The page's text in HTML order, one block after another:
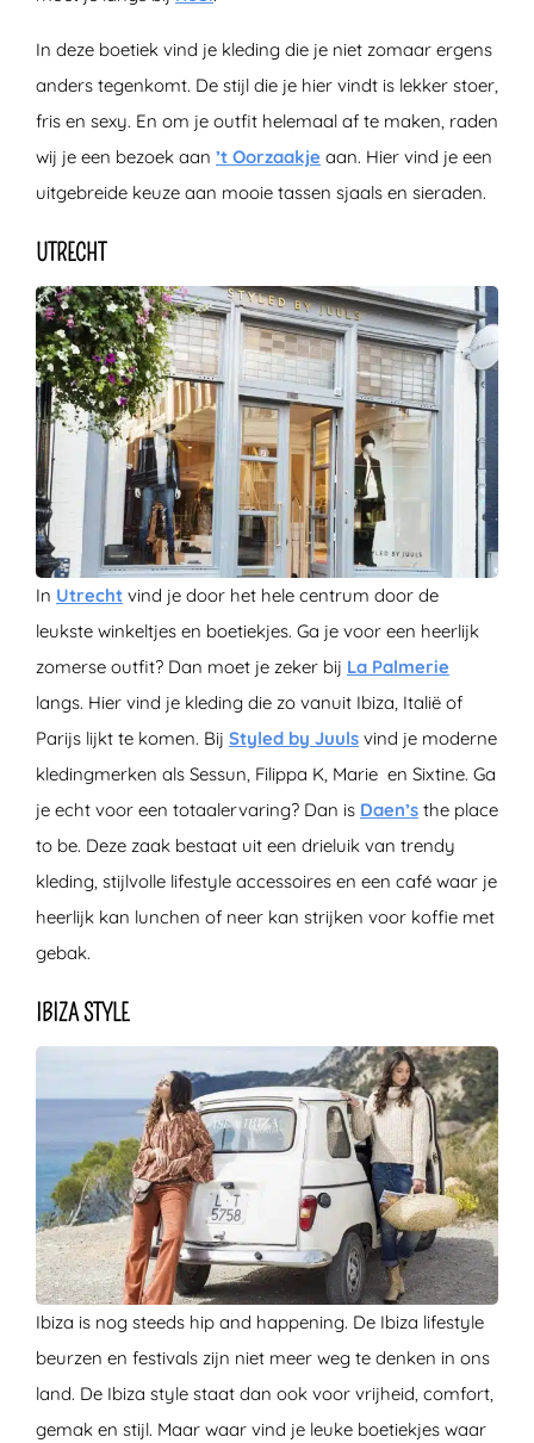
In deze boetiek vind je kleding die je niet zomaar ergens
anders tegenkomt. De stijl die je hier vindt is lekker stoer,
fris en sexy. En om je outfit helemaal af te maken, raden
wij je een bezoek aan ’t Oorzaakje aan. Hier vind je een
uitgebreide keuze aan mooie tassen sjaals en sieraden.
UTRECHT
In Utrecht vind je door het hele centrum door de
leukste winkeltjes en boetiekjes. Ga je voor een heerlijk
zomerse outfit? Dan moet je zeker bij La Palmerie
langs. Hier vind je kleding die zo vanuit Ibiza, Italië of
Parijs lijkt te komen. Bij Styled by Juuls vind je moderne
kledingmerken als Sessun, Filippa K, Marie en Sixtine. Ga
je echt voor een totaalervaring? Dan is Daen’s the place
to be. Deze zaak bestaat uit een drieluik van trendy
kleding, stijlvolle lifestyle accessoires en een café waar je
heerlijk kan lunchen of neer kan strijken voor koffie met
gebak.
IBIZA STYLE
Ibiza is nog steeds hip and happening. De Ibiza lifestyle
beurzen en festivals zijn niet meer weg te denken in ons
land. De Ibiza style staat dan ook voor vrijheid, comfort,
gemak en stijl. Maar waar vind je leuke boetiekjes waar